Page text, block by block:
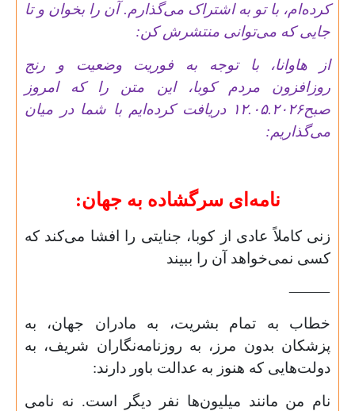
کرده‌ام، با تو به اشتراک می‌گذارم. آن را بخوان و تا
جایی که می‌توانی منتشرش کن:
از هاوانا، با توجه به فوریت وضعیت و رنج
روزافزون مردم کوبا، این متن را که امروز
صبح۱۲.۰۵.۲۰۲۶ دریافت کرده‌ایم با شما در میان
می‌گذاریم:
نامه‌ای سرگشاده به جهان:
زنی کاملاً عادی از کوبا، جنایتی را افشا می‌کند که
کسی نمی‌خواهد آن را ببیند
⸻
خطاب به تمام بشریت، به مادران جهان، به
پزشکان بدون مرز، به روزنامه‌نگاران شریف، به
دولت‌هایی که هنوز به عدالت باور دارند:
نام من مانند میلیون‌ها نفر دیگر است. نه نامی